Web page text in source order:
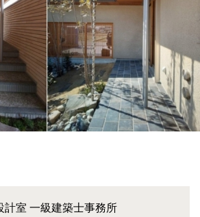
計室 一級建築士事務所